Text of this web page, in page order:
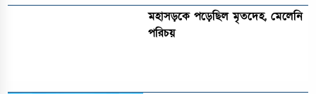
মহাসড়কে পড়েছিল মৃতদেহ, মেলেনি
পরিচয়